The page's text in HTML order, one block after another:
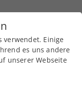
verwendet. Einige
es uns andere
unserer Webseite